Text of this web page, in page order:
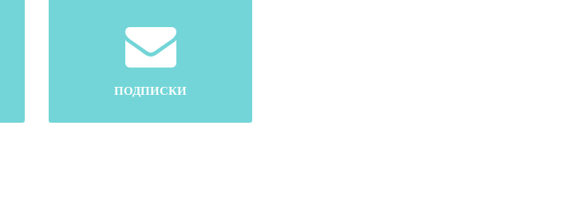
ПОДПИСКИ